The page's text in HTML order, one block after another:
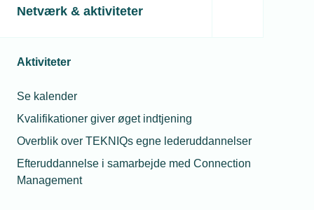
Netværk & aktiviteter
Aktiviteter
Se kalender
Kvalifikationer giver øget indtjening
Overblik over TEKNIQs egne lederuddannelser
Efteruddannelse i samarbejde med Connection
Management